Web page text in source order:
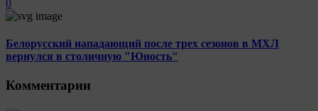
0
Белорусский нападающий после трех сезонов в МХЛ
вернулся в столичную "Юность"
Комментарии